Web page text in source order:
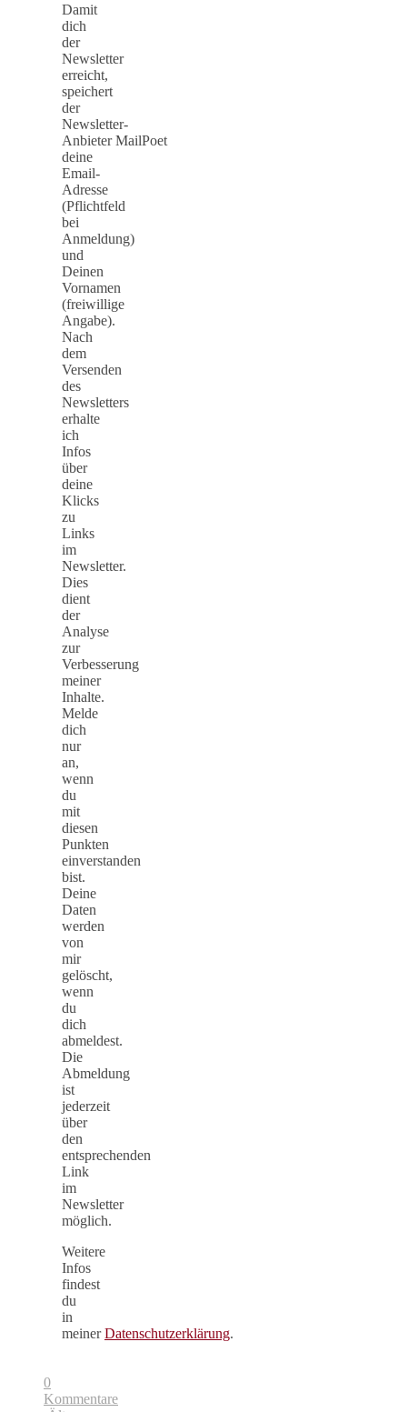
Damit
dich
der
Newsletter
erreicht,
speichert
der
Newsletter-
Anbieter MailPoet
deine
Email-
Adresse
(Pflichtfeld
bei
Anmeldung)
und
Deinen
Vornamen
(freiwillige
Angabe).
Nach
dem
Versenden
des
Newsletters
erhalte
ich
Infos
über
deine
Klicks
zu
Links
im
Newsletter.
Dies
dient
der
Analyse
zur
Verbesserung
meiner
Inhalte.
Melde
dich
nur
an,
wenn
du
mit
diesen
Punkten
einverstanden
bist.
Deine
Daten
werden
von
mir
gelöscht,
wenn
du
dich
abmeldest.
Die
Abmeldung
ist
jederzeit
über
den
entsprechenden
Link
im
Newsletter
möglich.
Weitere
Infos
findest
du
in
meinerDatenschutzerklärung.
0
Kommentare